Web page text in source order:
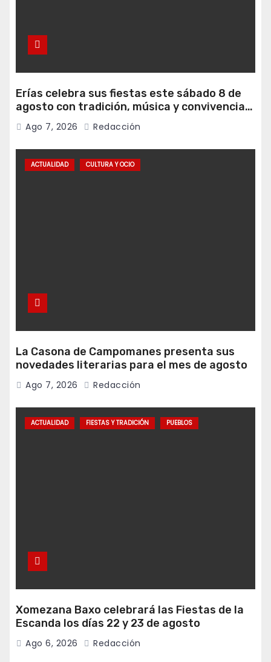
Erías celebra sus fiestas este sábado 8 de
agosto con tradición, música y convivencia
vecinal
Ago 7, 2026 Redacción
ACTUALIDAD CULTURA Y OCIO
La Casona de Campomanes presenta sus
novedades literarias para el mes de agosto
Ago 7, 2026 Redacción
ACTUALIDAD FIESTAS Y TRADICIÓN PUEBLOS
Xomezana Baxo celebrará las Fiestas de la
Escanda los días 22 y 23 de agosto
Ago 6, 2026 Redacción